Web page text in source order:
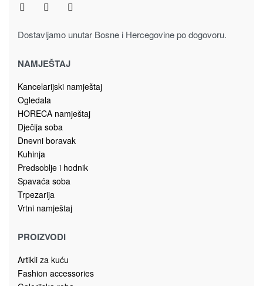
Dostavljamo unutar Bosne i Hercegovine po dogovoru.
NAMJEŠTAJ
Kancelarijski namještaj
Ogledala
HORECA namještaj
Dječija soba
Dnevni boravak
Kuhinja
Predsoblje i hodnik
Spavaća soba
Trpezarija
Vrtni namještaj
PROIZVODI
Artikli za kuću
Fashion accessories